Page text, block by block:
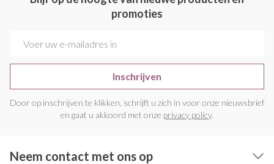
promoties
Inschrijven
Door op inschrijven te klikken, schrijft u zich in voor onze nieuwsbrief
en gaat u akkoord met onze privacy policy.
Neem contact met ons op